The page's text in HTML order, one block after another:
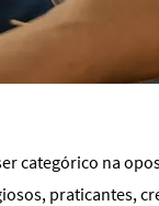
categórico na
praticantes,